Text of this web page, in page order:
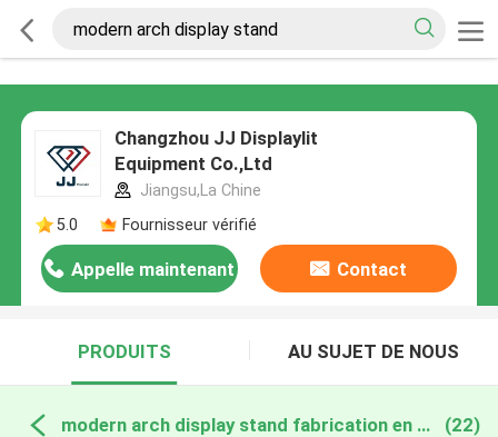
Changzhou JJ Displaylit
Equipment Co.,Ltd
Jiangsu,La Chine
5.0
Fournisseur vérifié
Appelle maintenant Contact
PRODUITS AU SUJET DE NOUS
modern arch display stand fabrication en ligne (22)